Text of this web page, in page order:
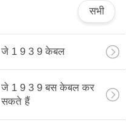
सभी
जे 1 9 3 9 केबल
जे 1 9 3 9 बस केबल कर
सकते हैं